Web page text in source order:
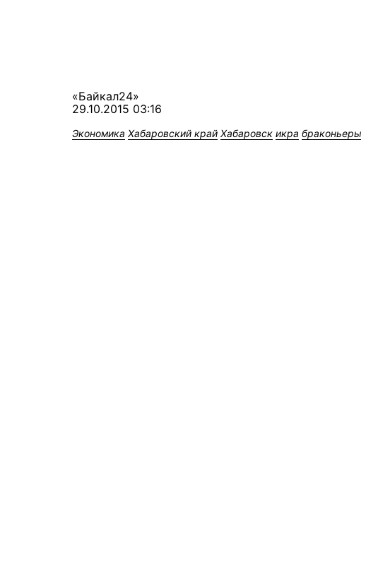
«Байкал24»
29.10.2015 03:16
Экономика Хабаровский край Хабаровск икра браконьеры